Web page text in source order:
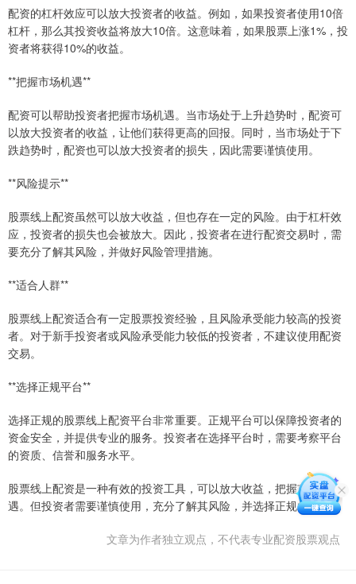
配资的杠杆效应可以放大投资者的收益。例如，如果投资者使用10倍
杠杆，那么其投资收益将放大10倍。这意味着，如果股票上涨1%，投
资者将获得10%的收益。
**把握市场机遇**
配资可以帮助投资者把握市场机遇。当市场处于上升趋势时，配资可
以放大投资者的收益，让他们获得更高的回报。同时，当市场处于下
跌趋势时，配资也可以放大投资者的损失，因此需要谨慎使用。
**风险提示**
股票线上配资虽然可以放大收益，但也存在一定的风险。由于杠杆效
应，投资者的损失也会被放大。因此，投资者在进行配资交易时，需
要充分了解其风险，并做好风险管理措施。
**适合人群**
股票线上配资适合有一定股票投资经验，且风险承受能力较高的投资
者。对于新手投资者或风险承受能力较低的投资者，不建议使用配资
交易。
**选择正规平台**
选择正规的股票线上配资平台非常重要。正规平台可以保障投资者的
资金安全，并提供专业的服务。投资者在选择平台时，需要考察平台
的资质、信誉和服务水平。
股票线上配资是一种有效的投资工具，可以放大收益，把握市场机
遇。但投资者需要谨慎使用，充分了解其风险，并选择正规的平台。
文章为作者独立观点，不代表专业配资股票观点